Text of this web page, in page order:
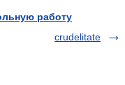
работу
crudelitate